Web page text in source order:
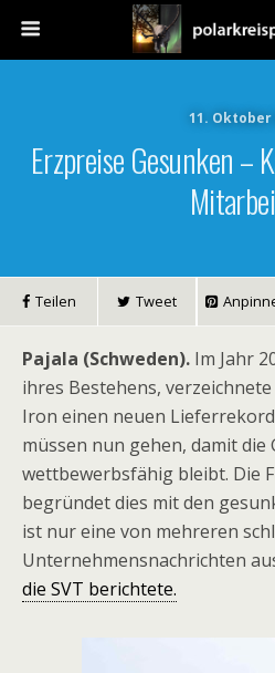
11. Oktober
Erzpreise Gesunken –
Teilen Tweet
Pajala (Schweden). Im Jahr
ihres Bestehens,
Iron einen neuen
müssen nun gehen, damit die
wettbewerbsfähig bleibt. Die
begründet dies mit den
ist nur eine von mehreren
Unternehmensnachrichten
die SVT berichtete.